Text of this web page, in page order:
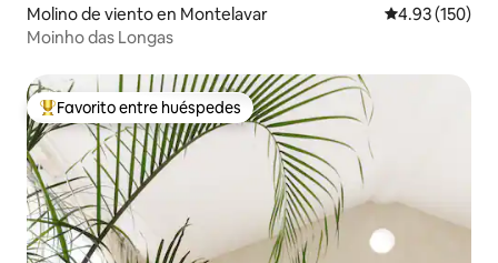
Molino de viento en Montelavar Calificación
4.93 (150)
Moinho das Longas
Favorito entre huéspedes preferido
Favorito entre huéspedes